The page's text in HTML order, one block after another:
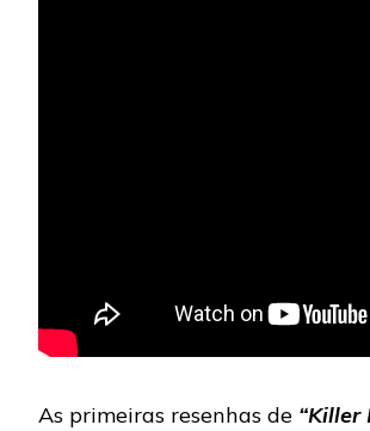
As primeiras resenhas de “Killer